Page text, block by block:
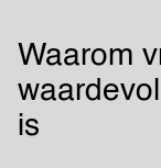
Waarom
is